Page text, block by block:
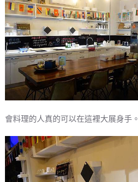
會料理的人真的可以在這裡大展身手。